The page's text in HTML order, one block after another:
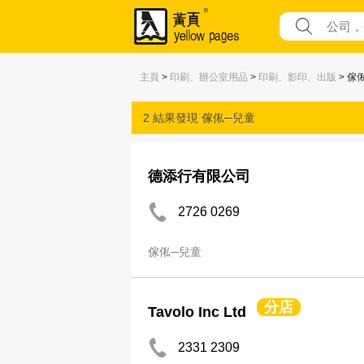
主頁 > 印刷、辦公室用品 > 印刷、影印、出版 > 傢
2 結果發現 傢俬─兒童
德添行有限公司
2726 0269
傢俬─兒童
Tavolo Inc Ltd 分店
2331 2309